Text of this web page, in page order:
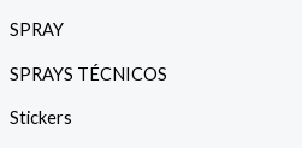
SPRAY
SPRAYS TÉCNICOS
Stickers